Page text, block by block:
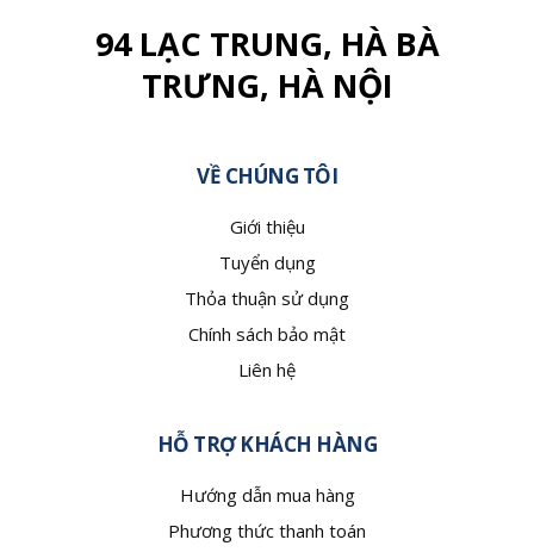
94 LẠC TRUNG, HÀ BÀ
TRƯNG, HÀ NỘI
VỀ CHÚNG TÔI
Giới thiệu
Tuyển dụng
Thỏa thuận sử dụng
Chính sách bảo mật
Liên hệ
HỖ TRỢ KHÁCH HÀNG
Hướng dẫn mua hàng
Phương thức thanh toán